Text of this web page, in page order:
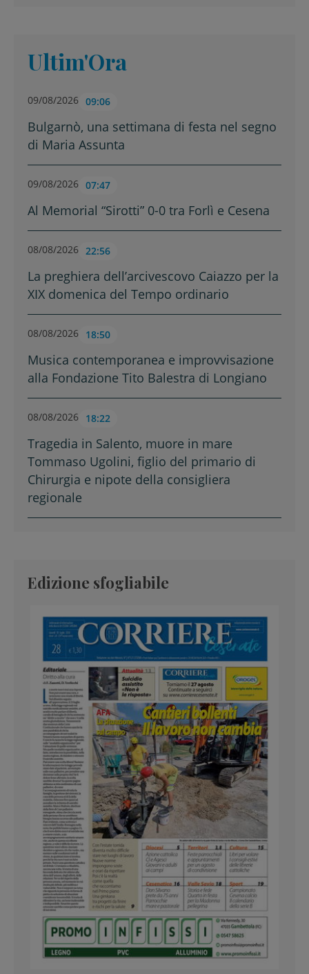
Ultim'Ora
09/08/2026 09:06
Bulgarnò, una settimana di festa nel segno
di Maria Assunta
09/08/2026 07:47
Al Memorial “Sirotti” 0-0 tra Forlì e Cesena
08/08/2026 22:56
La preghiera dell’arcivescovo Caiazzo per la
XIX domenica del Tempo ordinario
08/08/2026 18:50
Musica contemporanea e improvvisazione
alla Fondazione Tito Balestra di Longiano
08/08/2026 18:22
Tragedia in Salento, muore in mare
Tommaso Ugolini, figlio del primario di
Chirurgia e nipote della consigliera
regionale
Edizione sfogliabile